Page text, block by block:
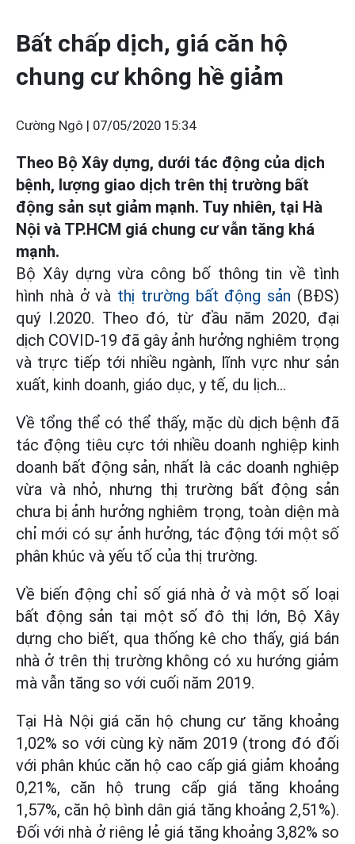
Bất chấp dịch, giá căn hộ
chung cư không hề giảm
Cường Ngô | 07/05/2020 15:34
Theo Bộ Xây dựng, dưới tác động của dịch
bệnh, lượng giao dịch trên thị trường bất
động sản sụt giảm mạnh. Tuy nhiên, tại Hà
Nội và TP.HCM giá chung cư vẫn tăng khá
mạnh.
Bộ Xây dựng vừa công bố thông tin về tình
hình nhà ở và thị trường bất động sản (BĐS)
quý I.2020. Theo đó, từ đầu năm 2020, đại
dịch COVID-19 đã gây ảnh hưởng nghiêm trọng
và trực tiếp tới nhiều ngành, lĩnh vực như sản
xuất, kinh doanh, giáo dục, y tế, du lịch...
Về tổng thể có thể thấy, mặc dù dịch bệnh đã
tác động tiêu cực tới nhiều doanh nghiệp kinh
doanh bất động sản, nhất là các doanh nghiệp
vừa và nhỏ, nhưng thị trường bất động sản
chưa bị ảnh hưởng nghiêm trọng, toàn diện mà
chỉ mới có sự ảnh hưởng, tác động tới một số
phân khúc và yếu tố của thị trường.
Về biến động chỉ số giá nhà ở và một số loại
bất động sản tại một số đô thị lớn, Bộ Xây
dựng cho biết, qua thống kê cho thấy, giá bán
nhà ở trên thị trường không có xu hướng giảm
mà vẫn tăng so với cuối năm 2019.
Tại Hà Nội giá căn hộ chung cư tăng khoảng
1,02% so với cùng kỳ năm 2019 (trong đó đối
với phân khúc căn hộ cao cấp giá giảm khoảng
0,21%, căn hộ trung cấp giá tăng khoảng
1,57%, căn hộ bình dân giá tăng khoảng 2,51%).
Đối với nhà ở riêng lẻ giá tăng khoảng 3,82% so